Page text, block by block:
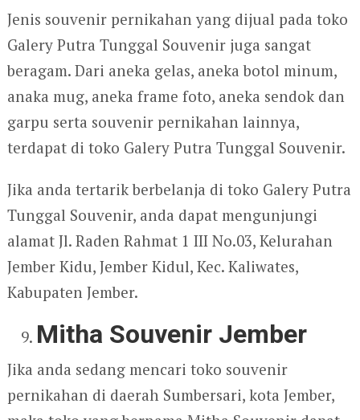
Jenis souvenir pernikahan yang dijual pada toko
Galery Putra Tunggal Souvenir juga sangat
beragam. Dari aneka gelas, aneka botol minum,
anaka mug, aneka frame foto, aneka sendok dan
garpu serta souvenir pernikahan lainnya,
terdapat di toko Galery Putra Tunggal Souvenir.
Jika anda tertarik berbelanja di toko Galery Putra
Tunggal Souvenir, anda dapat mengunjungi
alamat Jl. Raden Rahmat 1 III No.03, Kelurahan
Jember Kidu, Jember Kidul, Kec. Kaliwates,
Kabupaten Jember.
Mitha Souvenir Jember
Jika anda sedang mencari toko souvenir
pernikahan di daerah Sumbersari, kota Jember,